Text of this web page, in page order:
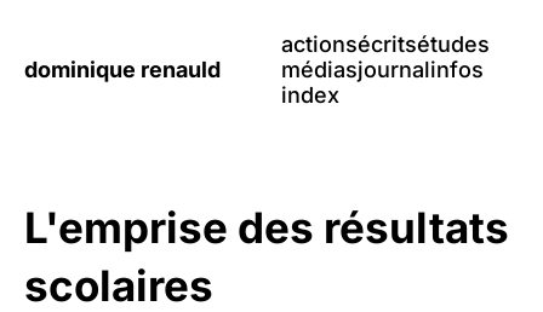
dominique renauld
actionsécritsétudes
médiasjournalinfos
index
L'emprise des résultats
scolaires